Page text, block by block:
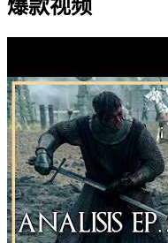
爆款视频